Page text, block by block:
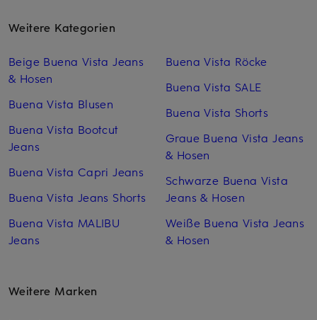
Weitere Kategorien
Beige Buena Vista Jeans
& Hosen
Buena Vista Blusen
Buena Vista Bootcut
Jeans
Buena Vista Capri Jeans
Buena Vista Jeans Shorts
Buena Vista MALIBU
Jeans
Buena Vista Röcke
Buena Vista SALE
Buena Vista Shorts
Graue Buena Vista Jeans
& Hosen
Schwarze Buena Vista
Jeans & Hosen
Weiße Buena Vista Jeans
& Hosen
Weitere Marken